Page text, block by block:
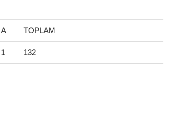
A TOPLAM
1 132